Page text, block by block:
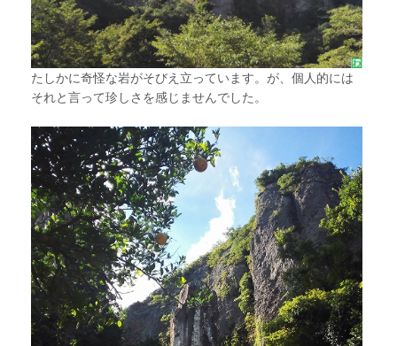
たしかに奇怪な岩がそびえ立っています。が、個人的には
それと言って珍しさを感じませんでした。